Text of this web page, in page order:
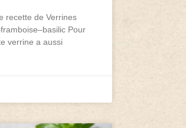
recette de Verrines
Pour
verrine a aussi